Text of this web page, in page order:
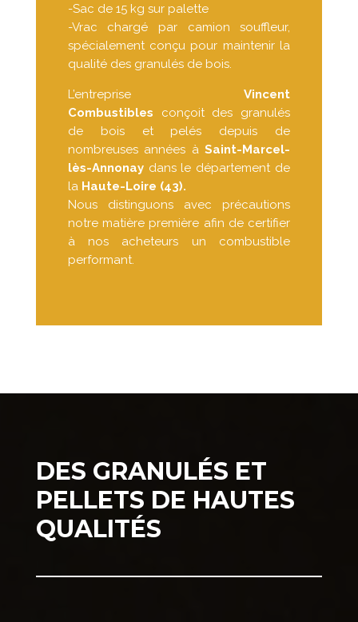
-Sac de 15 kg sur palette
-Vrac chargé par camion souffleur,
spécialement conçu pour maintenir la
qualité des granulés de bois.
L’entrepriseVincent
Combustibles conçoit des granulés
de bois et pelés depuis de
nombreuses années àSaint-Marcel-
lès-Annonaydans le département de
la Haute-Loire (43).
Nous distinguons avec précautions
notre matière première afin de certifier
à nos acheteurs un combustible
performant.
DES GRANULÉS ET
PELLETS DE HAUTES
QUALITÉS